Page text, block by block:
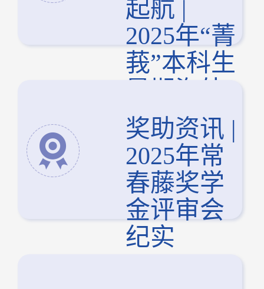
起航 |
2025年“菁
莪”本科生
研修项目
总结会圆
满召开
奖助资讯 |
2025年常
春藤奖学
金评审会
纪实